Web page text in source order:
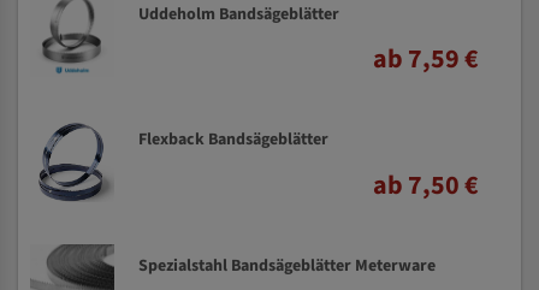
Uddeholm Bandsägeblätter
ab 7,59 €
Flexback Bandsägeblätter
ab 7,50 €
Spezialstahl Bandsägeblätter Meterware